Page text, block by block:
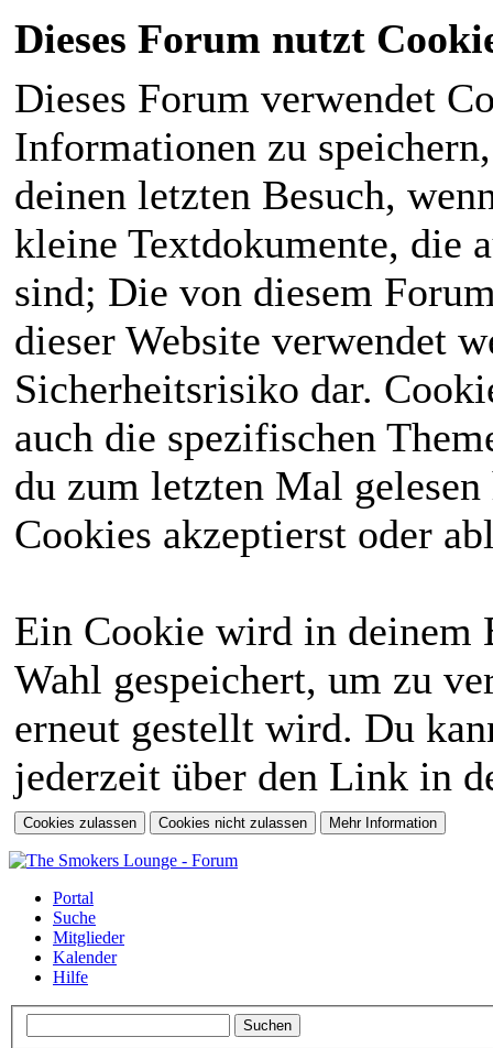
Dieses Forum nutzt
Dieses Forum verwendet
Informationen zu
deinen letzten Besuch,
kleine Textdokumente, die
sind; Die von diesem
dieser Website verwendet
Sicherheitsrisiko dar.
auch die spezifischen
du zum letzten Mal
Cookies akzeptierst oder
Ein Cookie wird in deinem
Wahl gespeichert, um zu
erneut gestellt wird. Du
jederzeit über den Link in
Portal
Suche
Mitglieder
Kalender
Hilfe